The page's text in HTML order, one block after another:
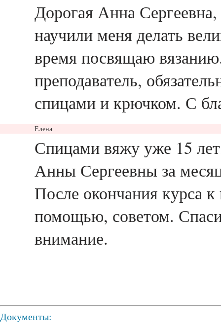
Дорогая Анна
научили меня делать
время посвящаю
преподаватель,
спицами и крючком. С
Елена
Спицами вяжу уже 15
Анны Сергеевны за
После окончания курса к
помощью, советом.
внимание.
Документы: